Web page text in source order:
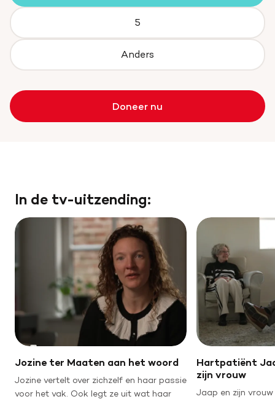
5
Anders
Doneer nu
In de tv-uitzending:
Jozine ter Maaten aan het woord
Jozine vertelt over zichzelf en haar passie
voor het vak. Ook legt ze uit wat haar
Hartpatiënt
zijn vrouw
Jaap en zijn